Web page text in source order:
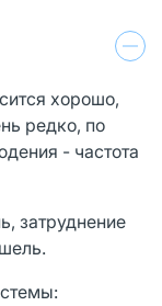
хорошо,
редко, по
- частота
затруднение